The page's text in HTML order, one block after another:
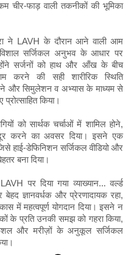
फाड़ वाली तकनीकों की भूमिका
ने LAVH के दौरान आने वाली आम
सर्जिकल अनुभव के आधार पर
सर्जनों को हाथ और आँख के बीच
करने की सही शारीरिक स्थिति
और सिमुलेशन व अभ्यास के माध्यम से
किया।
को सार्थक चर्चाओं में शामिल होने,
करने का अवसर दिया। इसने एक
हाई-डेफिनिशन सर्जिकल वीडियो और
बना दिया।
पर दिया गया व्याख्यान... वर्ल्ड
बेहद ज्ञानवर्धक और प्रेरणादायक रहा,
में महत्वपूर्ण योगदान दिया। इसने न
के प्रति उनकी समझ को गहरा किया,
और मरीज़ों के अनुकूल सर्जिकल